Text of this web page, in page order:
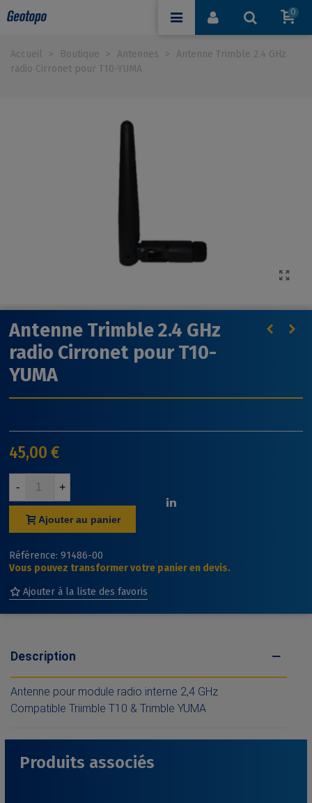
0
Accueil > Boutique > Antennes >
Antenne Trimble 2.4 GHz
radio Cirronet pour T10-YUMA
Antenne Trimble 2.4 GHz
radio Cirronet pour T10-
YUMA
45,00 €
- +
Ajouter au panier
Référence: 91486-00
Vous pouvez transformer votre panier en devis.
Ajouter à la liste des favoris
Description
Antenne pour module radio interne 2,4 GHz
Compatible Triimble T10 & Trimble YUMA
Produits associés